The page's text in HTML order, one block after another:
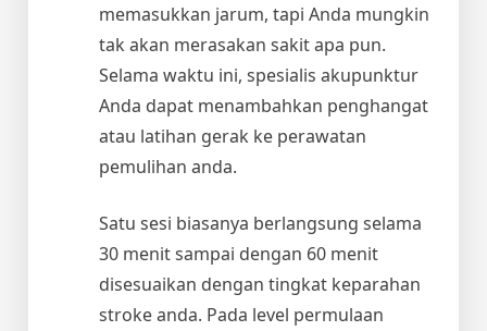
memasukkan jarum, tapi Anda mungkin
tak akan merasakan sakit apa pun.
Selama waktu ini, spesialis akupunktur
Anda dapat menambahkan penghangat
atau latihan gerak ke perawatan
pemulihan anda.
Satu sesi biasanya berlangsung selama
30 menit sampai dengan 60 menit
disesuaikan dengan tingkat keparahan
stroke anda. Pada level permulaan